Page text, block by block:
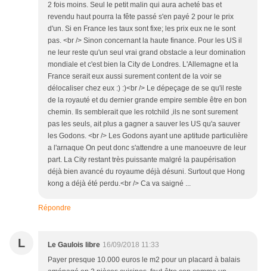
2 fois moins. Seul le petit malin qui aura acheté bas et
revendu haut pourra la fête passé s'en payé 2 pour le prix
d'un. Si en France les taux sont fixe; les prix eux ne le sont
pas. <br /> Sinon concernant la haute finance. Pour les US il
ne leur reste qu'un seul vrai grand obstacle a leur domination
mondiale et c'est bien la City de Londres. L'Allemagne et la
France serait eux aussi surement content de la voir se
délocaliser chez eux :) :)<br /> Le dépeçage de se qu'il reste
de la royauté et du dernier grande empire semble être en bon
chemin. Ils semblerait que les rotchild ,ils ne sont surement
pas les seuls, ait plus a gagner a sauver les US qu'a sauver
les Godons. <br /> Les Godons ayant une aptitude particulière
a l'arnaque On peut donc s'attendre a une manoeuvre de leur
part. La City restant très puissante malgré la paupérisation
déjà bien avancé du royaume déjà désuni. Surtout que Hong
kong a déjà été perdu.<br /> Ca va saigné ...
Répondre
L Le Gaulois libre 16/09/2018 11:33
Payer presque 10.000 euros le m2 pour un placard à balais